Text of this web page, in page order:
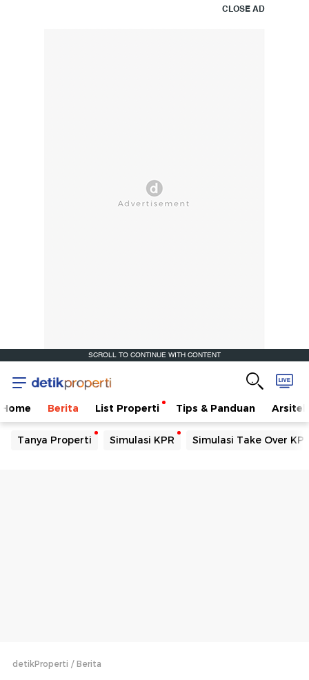
CLOSE AD
SCROLL TO CONTINUE WITH CONTENT
Home Berita List Properti Tips & Panduan
Tanya Properti Simulasi KPR Simulasi Take Over
detikProperti Berita